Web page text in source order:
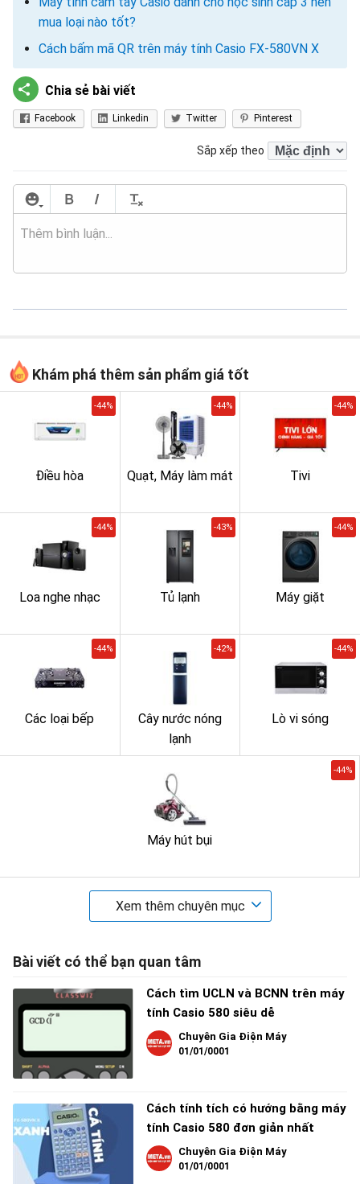
mua loại nào tốt?
Cách bấm mã QR trên máy tính Casio FX-580VN X
Chia sẻ bài viết
Facebook Linkedin Twitter Pinterest
Sắp xếp theo
Khám phá thêm sản phẩm giá tốt
Điều hòa
-44%
Quạt, Máy làm mát
-44%
Tivi
-44%
Loa nghe nhạc
-44%
Tủ lạnh
-43%
Máy giặt
-44%
Các loại bếp
-44%
Cây nước nóng
lạnh
-42%
Lò vi sóng
-44%
Máy hút bụi
-44%
Xem thêm chuyên mục
Bài viết có thể bạn quan tâm
Cách tìm UCLN và BCNN trên máy
tính Casio 580 siêu dễ
Chuyên Gia Điện Máy
01/01/0001
Cách tính tích có hướng bằng máy
tính Casio 580 đơn giản nhất
Chuyên Gia Điện Máy
01/01/0001